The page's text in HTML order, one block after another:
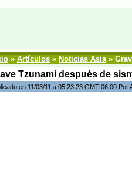
» Artículos » Noticias Asia»
Tzunami después de
en 11/03/11 a 05:23:23 GMT-06:00 Por